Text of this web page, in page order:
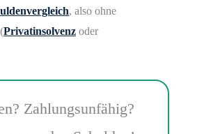
, also ohne
(Privatinsolvenz oder
Zahlungsunfähig?